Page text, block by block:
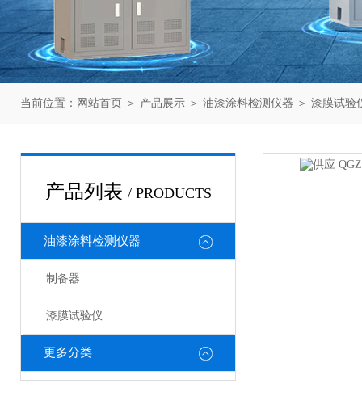
当前位置： 网站首页 ＞ 产品展示 ＞ 油漆涂料检测仪器 ＞ 漆膜试验
产品列表 / PRODUCTS
油漆涂料检测仪器
制备器
漆膜试验仪
更多分类